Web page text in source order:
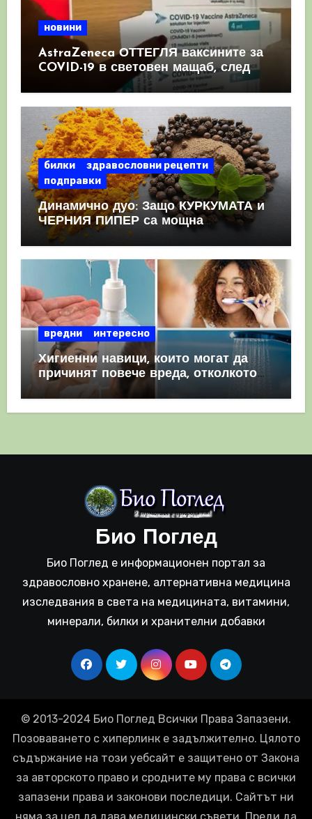
новини
AstraZeneca ОТТЕГЛЯ ваксините за
COVID-19 в световен мащаб, след
като призна, че те причиняват
билки
здравословни рецепти
подправки
Динамично дуо: Защо КУРКУМАТА и
ЧЕРНИЯ ПИПЕР са мощна
комбинация
вредни интересно
Хигиенни навици, които могат да
причинят повече вреда, отколкото
полза
Био Поглед
Био Поглед е информационен портал за
здравословно хранене, алтернативна медицина
изследвания в света на медицината, витамини,
минерали, билки и хранителни добавки
© 2013-2024 Био Поглед Всички Права Запазени.
Позоваването с хиперлинк е задължително. Цялото
съдържание на този уебсайт е защитено от Закона
за авторското право и сродните му права с всички
запазени права и законови последици. Сайтът ни
няма за цел да дава медицински съвети. Преди да